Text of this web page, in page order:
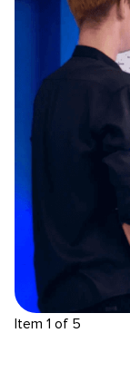
Item 1 of 5